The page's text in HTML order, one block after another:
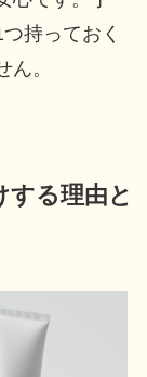
持っておく
。
する理由と